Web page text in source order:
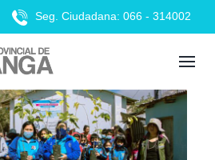
Seg. Ciudadana: 066 - 314002